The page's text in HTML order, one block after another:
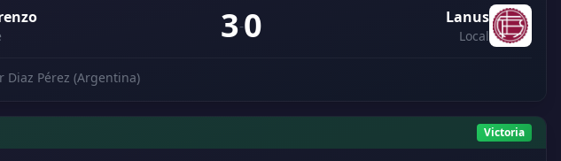
3-0 Lanus
Local
Diaz Pérez (Argentina)
Victoria